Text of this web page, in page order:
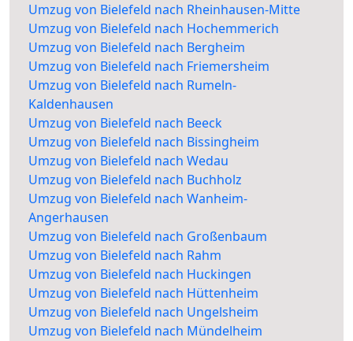
Umzug von Bielefeld nach Rheinhausen-Mitte
Umzug von Bielefeld nach Hochemmerich
Umzug von Bielefeld nach Bergheim
Umzug von Bielefeld nach Friemersheim
Umzug von Bielefeld nach Rumeln-
Kaldenhausen
Umzug von Bielefeld nach Beeck
Umzug von Bielefeld nach Bissingheim
Umzug von Bielefeld nach Wedau
Umzug von Bielefeld nach Buchholz
Umzug von Bielefeld nach Wanheim-
Angerhausen
Umzug von Bielefeld nach Großenbaum
Umzug von Bielefeld nach Rahm
Umzug von Bielefeld nach Huckingen
Umzug von Bielefeld nach Hüttenheim
Umzug von Bielefeld nach Ungelsheim
Umzug von Bielefeld nach Mündelheim